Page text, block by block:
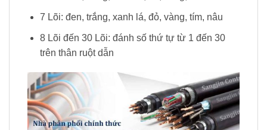
7 Lõi: đen, trắng, xanh lá, đỏ, vàng, tím, nâu
8 Lõi đến 30 Lõi: đánh số thứ tự từ 1 đến 30
trên thân ruột dẫn